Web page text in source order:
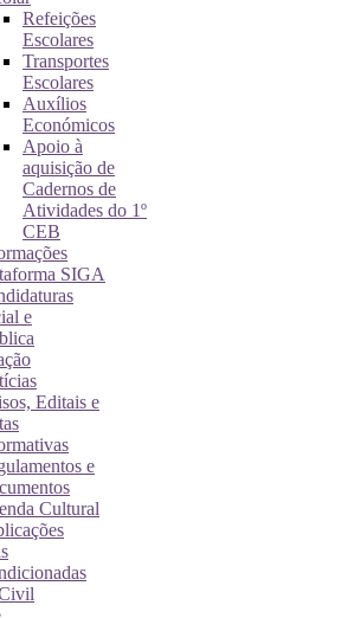
Refeições
Escolares
Transportes
Escolares
Auxílios
Económicos
Apoio à
aquisição de
Cadernos de
Atividades do 1º
CEB
SIGA
e
Editais e
e
Cultural